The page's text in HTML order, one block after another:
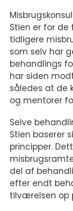
Stien er for
tidligere
som selv har
behandlings
har siden
således at de
og mentorer
Selve
Stien baserer
principper.
del af
efter endt
tilværelsen op